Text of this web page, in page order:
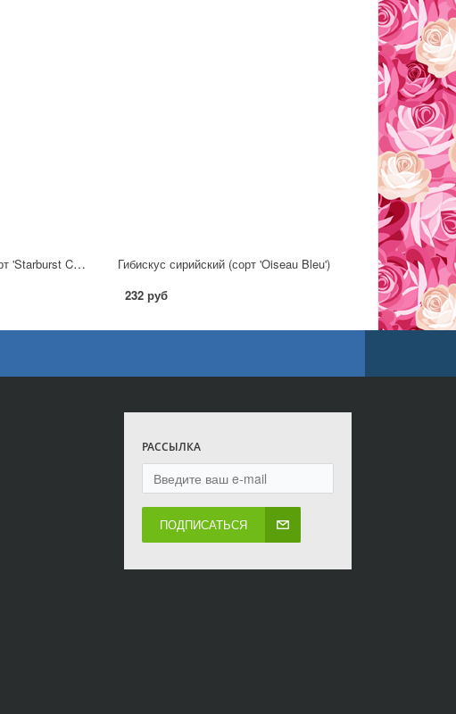
Гибискус сирийский (сорт 'Starburst Chiffon' ®)
Гибискус сирийский (сорт 'Oiseau Bleu')
232 руб
РАССЫЛКА
ПОДПИСАТЬСЯ